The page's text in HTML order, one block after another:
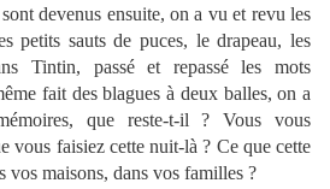
devenus ensuite, on a vu et revu les
petits sauts de puces, le drapeau, les
Tintin, passé et repassé les mots
fait des blagues à deux balles, on a
que reste-t-il ? Vous vous
vous faisiez cette nuit-là ? Ce que cette
vos maisons, dans vos familles ?